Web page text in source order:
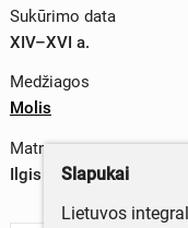
Sukūrimo data
XIV–XVI a.
Medžiagos
Molis
Matmenys
Ilgis x plotis x storis –
Slapukai
Lietuvos